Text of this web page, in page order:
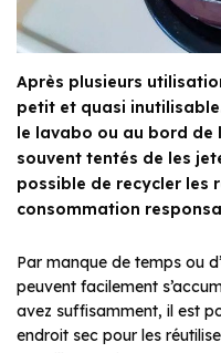
Après plusieurs
petit et quasi
le lavabo ou au bord
souvent tentés de les
possible de recycler les
consommation
Par manque de temps ou
peuvent facilement
avez suffisamment, il est
endroit sec pour les